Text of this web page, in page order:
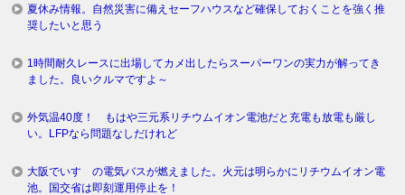
夏休み情報。自然災害に備えセーフハウスなど確保しておくことを強く推
奨したいと思う
1時間耐久レースに出場してカメ出したらスーパーワンの実力が解ってき
ました。良いクルマですよ～
外気温40度！ もはや三元系リチウムイオン電池だと充電も放電も厳し
い。LFPなら問題なしだけれど
大阪でいすゞの電気バスが燃えました。火元は明らかにリチウムイオン電
池。国交省は即刻運用停止を！